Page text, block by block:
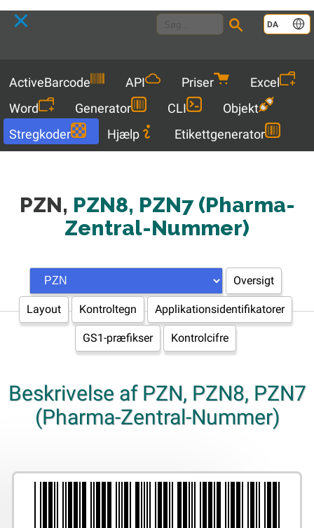
DA
ActiveBarcode API Priser
Excel
Word
Generator CLI
Objekt
Stregkoder
Hjælp Etikettgenerator
PZN, PZN8, PZN7 (Pharma-
Zentral-Nummer)
Oversigt
Layout Kontroltegn Applikationsidentifikatorer
GS1-præfikser Kontrolcifre
Beskrivelse af PZN, PZN8, PZN7
(Pharma-Zentral-Nummer)